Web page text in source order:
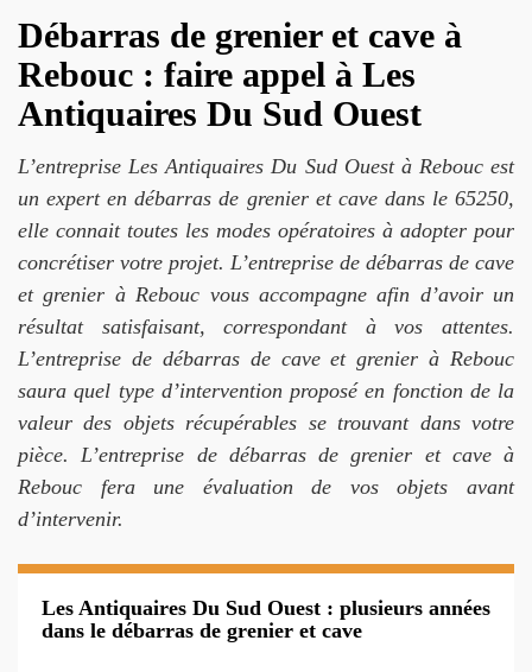
Débarras de grenier et cave à
Rebouc : faire appel à Les
Antiquaires Du Sud Ouest
L’entreprise Les Antiquaires Du Sud Ouest à Rebouc est
un expert en débarras de grenier et cave dans le 65250,
elle connait toutes les modes opératoires à adopter pour
concrétiser votre projet. L’entreprise de débarras de cave
et grenier à Rebouc vous accompagne afin d’avoir un
résultat satisfaisant, correspondant à vos attentes.
L’entreprise de débarras de cave et grenier à Rebouc
saura quel type d’intervention proposé en fonction de la
valeur des objets récupérables se trouvant dans votre
pièce. L’entreprise de débarras de grenier et cave à
Rebouc fera une évaluation de vos objets avant
d’intervenir.
Les Antiquaires Du Sud Ouest : plusieurs années
dans le débarras de grenier et cave